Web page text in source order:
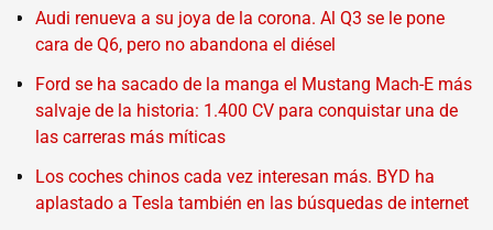
Audi renueva a su joya de la corona. Al Q3 se le pone
cara de Q6, pero no abandona el diésel
Ford se ha sacado de la manga el Mustang Mach-E más
salvaje de la historia: 1.400 CV para conquistar una de
las carreras más míticas
Los coches chinos cada vez interesan más. BYD ha
aplastado a Tesla también en las búsquedas de internet